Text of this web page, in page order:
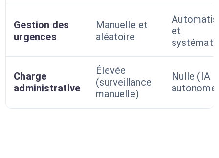
Gestion des
urgences
Manuelle et
aléatoire
et
Charge
administrative
Élevée
(surveillance
manuelle)
Nulle (IA